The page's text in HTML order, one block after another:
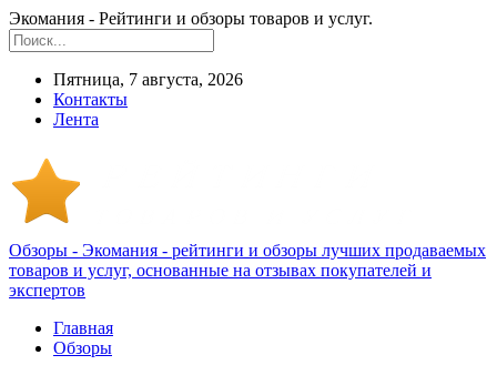
Экомания - Рейтинги и обзоры товаров и услуг.
Пятница, 7 августа, 2026
Контакты
Лента
Обзоры - Экомания - рейтинги и обзоры лучших продаваемых
товаров и услуг, основанные на отзывах покупателей и
экспертов
Главная
Обзоры